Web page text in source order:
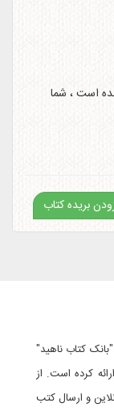
است ، شما
بریده کتاب
کتاب ناهید"
کرده است. از
و ارسال کتب